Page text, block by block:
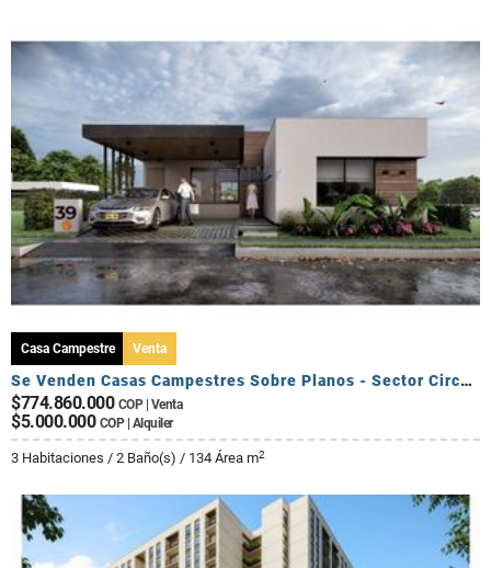
Casa Campestre Venta
Se Venden Casas Campestres Sobre Planos - Sector Circasia
$774.860.000 COP | Venta
$5.000.000 COP | Alquiler
3 Habitaciones / 2 Baño(s) / 134 Área m2